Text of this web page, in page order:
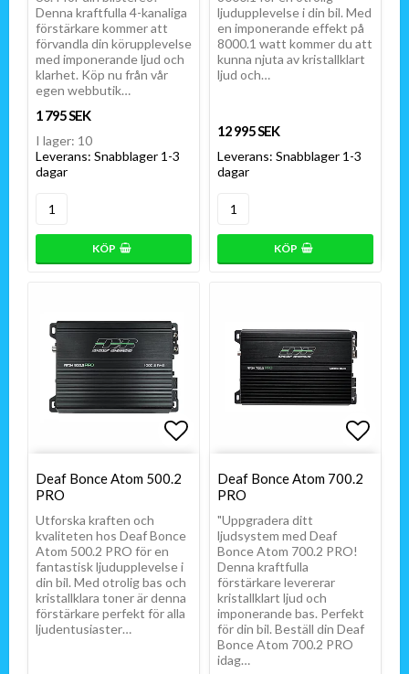
Denna kraftfulla 4-kanaliga
förstärkare kommer att
förvandla din körupplevelse
med imponerande ljud och
klarhet. Köp nu från vår
egen webbutik…
1 795 SEK
I lager: 10
Leverans: Snabblager 1-3
dagar
KÖP
ljudupplevelse i din bil. Med
en imponerande effekt på
8000.1 watt kommer du att
kunna njuta av kristallklart
ljud och…
12 995 SEK
Leverans: Snabblager 1-3
dagar
KÖP
Lägg till i favoritlistan
Lägg till i favoritlistan
Deaf Bonce Atom 500.2
PRO
Utforska kraften och
kvaliteten hos Deaf Bonce
Atom 500.2 PRO för en
fantastisk ljudupplevelse i
din bil. Med otrolig bas och
kristallklara toner är denna
förstärkare perfekt för alla
ljudentusiaster…
Lägg
Lägg
Deaf Bonce Atom 700.2
PRO
"Uppgradera ditt
ljudsystem med Deaf
Bonce Atom 700.2 PRO!
Denna kraftfulla
förstärkare levererar
kristallklart ljud och
imponerande bas. Perfekt
för din bil. Beställ din Deaf
Bonce Atom 700.2 PRO
idag…